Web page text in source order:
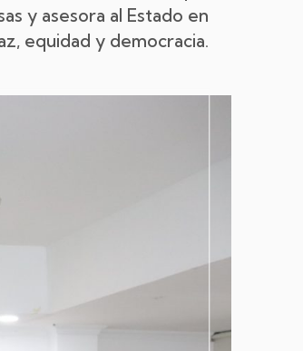
y asesora al Estado en
equidad y democracia.